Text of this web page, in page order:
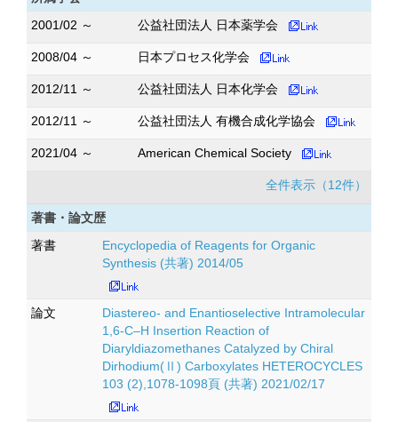
2001/02 ～
公益社団法人 日本薬学会
2008/04 ～ 日本プロセス化学会
2012/11 ～ 公益社団法人 日本化学会
2012/11 ～ 公益社団法人 有機合成化学協会
2021/04 ～ American Chemical Society
全件表示（12件）
著書・論文歴
著書
Encyclopedia of Reagents for Organic
Synthesis (共著) 2014/05
論文
Diastereo- and Enantioselective Intramolecular
1,6-C–H Insertion Reaction of
Diaryldiazomethanes Catalyzed by Chiral
Dirhodium(Ⅱ) Carboxylates HETEROCYCLES
103 (2),1078-1098頁 (共著) 2021/02/17